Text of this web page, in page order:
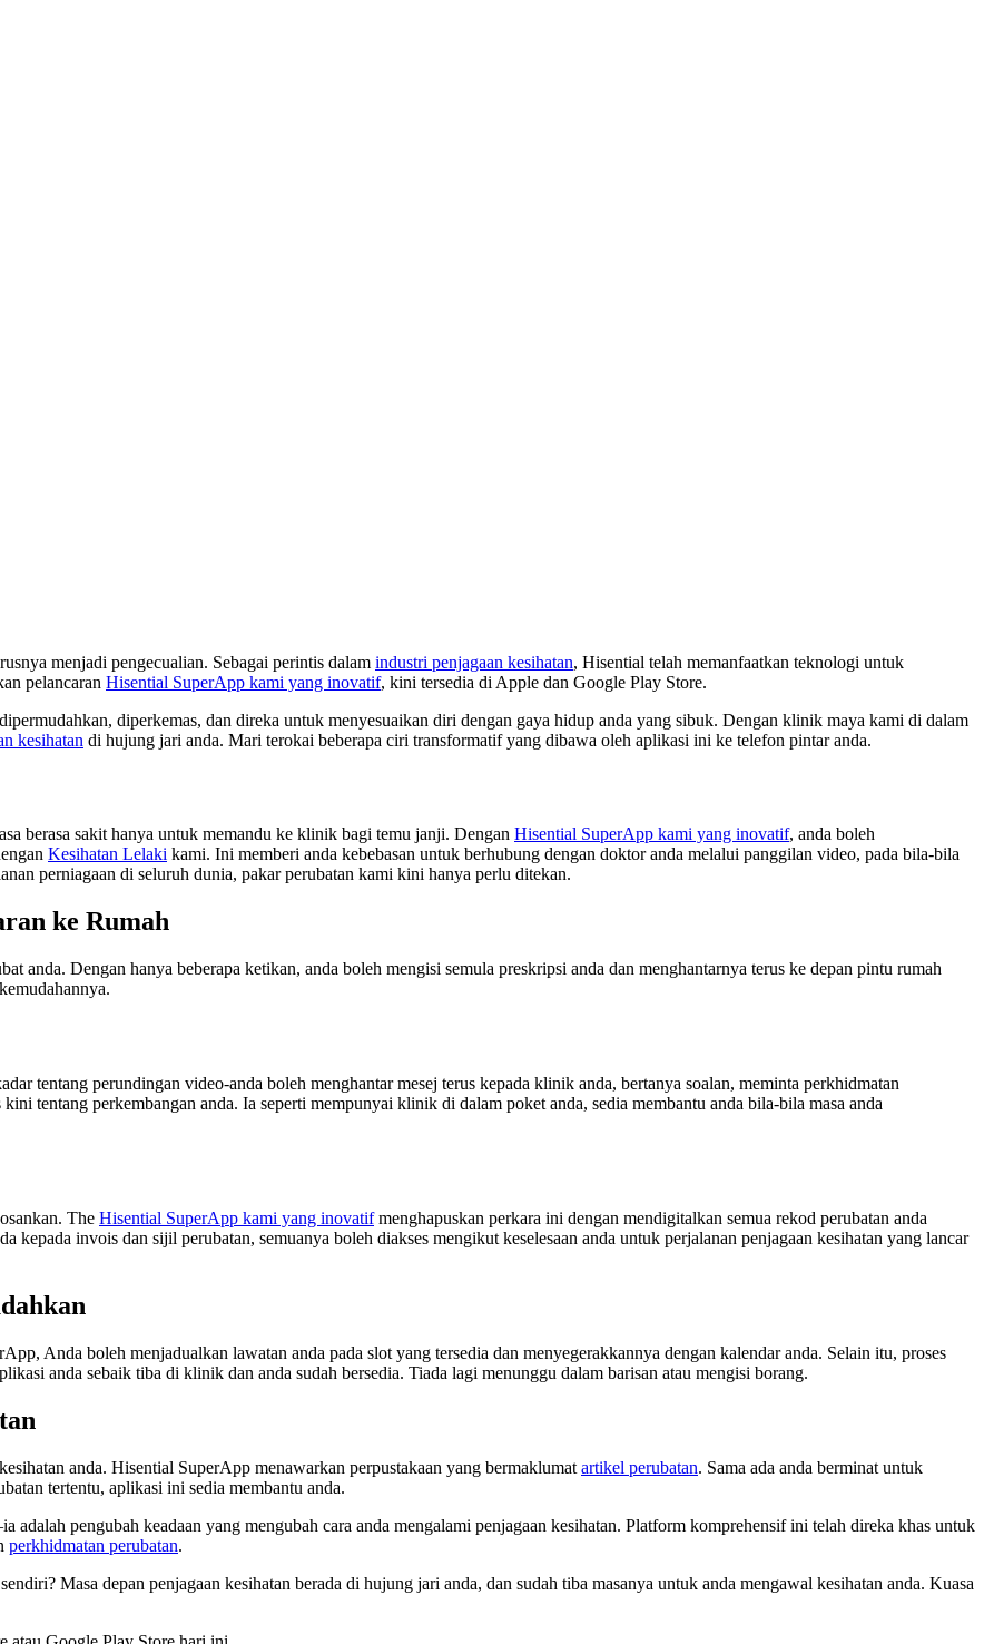
menjadi pengecualian. Sebagai perintis dalam industri penjagaan kesihatan, Hisential telah memanfaatkan teknologi untuk
pelancaran Hisential SuperApp kami yang inovatif, kini tersedia di Apple dan Google Play Store.
diperkemas, dan direka untuk menyesuaikan diri dengan gaya hidup anda yang sibuk. Dengan klinik maya kami di dalam
kesihatan di hujung jari anda. Mari terokai beberapa ciri transformatif yang dibawa oleh aplikasi ini ke telefon pintar anda.
berasa sakit hanya untuk memandu ke klinik bagi temu janji. Dengan Hisential SuperApp kami yang inovatif, anda boleh
Kesihatan Lelaki kami. Ini memberi anda kebebasan untuk berhubung dengan doktor anda melalui panggilan video, pada bila-bila
perniagaan di seluruh dunia, pakar perubatan kami kini hanya perlu ditekan.
ke Rumah
anda. Dengan hanya beberapa ketikan, anda boleh mengisi semula preskripsi anda dan menghantarnya terus ke depan pintu rumah
tentang perundingan video-anda boleh menghantar mesej terus kepada klinik anda, bertanya soalan, meminta perkhidmatan
tentang perkembangan anda. Ia seperti mempunyai klinik di dalam poket anda, sedia membantu anda bila-bila masa anda
The Hisential SuperApp kami yang inovatifmenghapuskan perkara ini dengan mendigitalkan semua rekod perubatan anda
kepada invois dan sijil perubatan, semuanya boleh diakses mengikut keselesaan anda untuk perjalanan penjagaan kesihatan yang lancar
Anda boleh menjadualkan lawatan anda pada slot yang tersedia dan menyegerakkannya dengan kalendar anda. Selain itu, proses
anda sebaik tiba di klinik dan anda sudah bersedia. Tiada lagi menunggu dalam barisan atau mengisi borang.
anda. Hisential SuperApp menawarkan perpustakaan yang bermaklumat artikel perubatan. Sama ada anda berminat untuk
tertentu, aplikasi ini sedia membantu anda.
pengubah keadaan yang mengubah cara anda mengalami penjagaan kesihatan. Platform komprehensif ini telah direka khas untuk
perkhidmatan perubatan.
Masa depan penjagaan kesihatan berada di hujung jari anda, dan sudah tiba masanya untuk anda mengawal kesihatan anda. Kuasa